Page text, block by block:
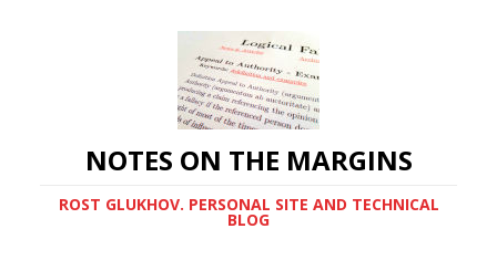
NOTES ON THE MARGINS
ROST GLUKHOV. PERSONAL SITE AND TECHNICAL
BLOG